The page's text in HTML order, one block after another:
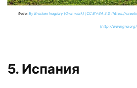
Фото: By Brocken Inaglory (Own work) [CC BY-SA 3.0 (https://
(http://
5. Испания